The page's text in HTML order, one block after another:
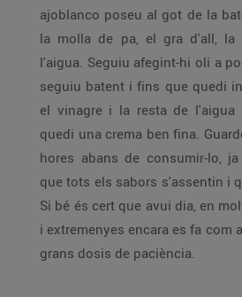
ajoblanco poseu al got de la
la molla de pa, el gra d'all,
l'aigua. Seguiu afegint-hi oli a
seguiu batent i fins que quedi
el vinagre i la resta de
quedi una crema ben fina.
hores abans de consumir-lo,
que tots els sabors s'assentin i
Si bé és cert que avui dia, en
i extremenyes encara es fa com
grans dosis de paciència.